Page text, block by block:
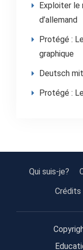
Exploiter le
d’allemand
Protégé :
graphique
Deutsch
Protégé :
Qui suis-je?
Crédits